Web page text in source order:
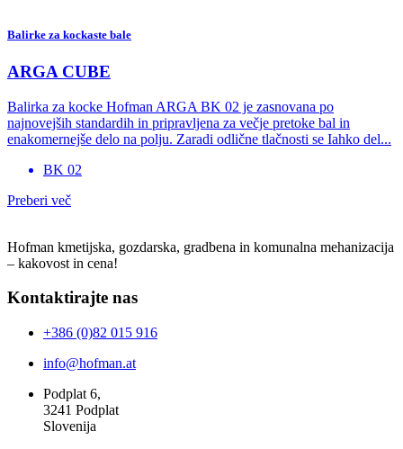
Balirke za kockaste bale
ARGA CUBE
Balirka za kocke Hofman ARGA BK 02 je zasnovana po
najnovejših standardih in pripravljena za večje pretoke bal in
enakomernejše delo na polju. Zaradi odlične tlačnosti se Iahko del...
BK 02
Preberi več
Hofman kmetijska, gozdarska, gradbena in komunalna mehanizacija
– kakovost in cena!
Kontaktirajte nas
+386 (0)82 015 916
info@hofman.at
Podplat 6,
3241 Podplat
Slovenija